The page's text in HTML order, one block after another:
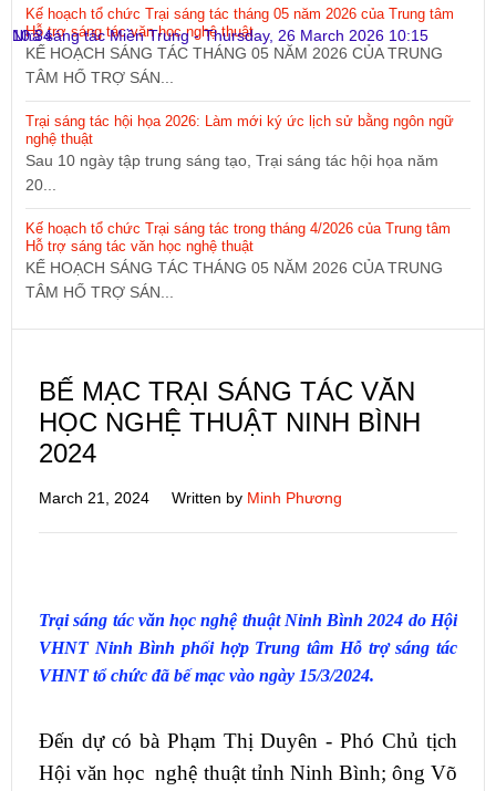
10:34
Nhà sáng tác Miền Trung-Thursday, 26 March 2026 10:15
Kế hoạch tổ chức Trại sáng tác tháng 05 năm 2026 của Trung tâm
Hỗ trợ sáng tác văn học nghệ thuật
KẾ HOẠCH SÁNG TÁC THÁNG 05 NĂM 2026 CỦA TRUNG
TÂM HỐ TRỢ SÁN...
Trại sáng tác hội họa 2026: Làm mới ký ức lịch sử bằng ngôn ngữ
nghệ thuật
Sau 10 ngày tập trung sáng tạo, Trại sáng tác hội họa năm
20...
Kế hoạch tổ chức Trại sáng tác trong tháng 4/2026 của Trung tâm
Hỗ trợ sáng tác văn học nghệ thuật
KẾ HOẠCH SÁNG TÁC THÁNG 05 NĂM 2026 CỦA TRUNG
TÂM HỐ TRỢ SÁN...
BẾ MẠC TRẠI SÁNG TÁC VĂN
HỌC NGHỆ THUẬT NINH BÌNH
2024
March 21, 2024 Written by Minh Phương
Trại sáng tác văn học nghệ thuật Ninh Bình 2024 do Hội
VHNT Ninh Bình phối hợp Trung tâm Hỗ trợ sáng tác
VHNT tổ chức đã bế mạc vào ngày 15/3/2024.
Đến dự có bà Phạm Thị Duyên - Phó Chủ tịch
Hội văn học nghệ thuật tỉnh Ninh Bình; ông Võ